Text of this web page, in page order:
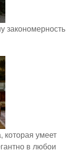
закономерность
которая умеет
в любои